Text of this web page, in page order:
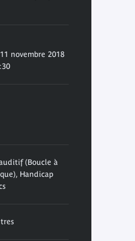
novembre 2018
(Boucle à
Handicap